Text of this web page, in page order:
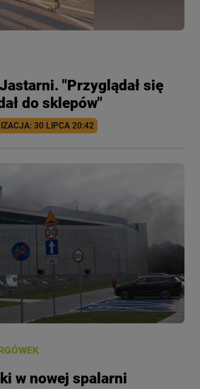
"Przyglądał się
do sklepów"
30 LIPCA 20:42
w nowej spalarni